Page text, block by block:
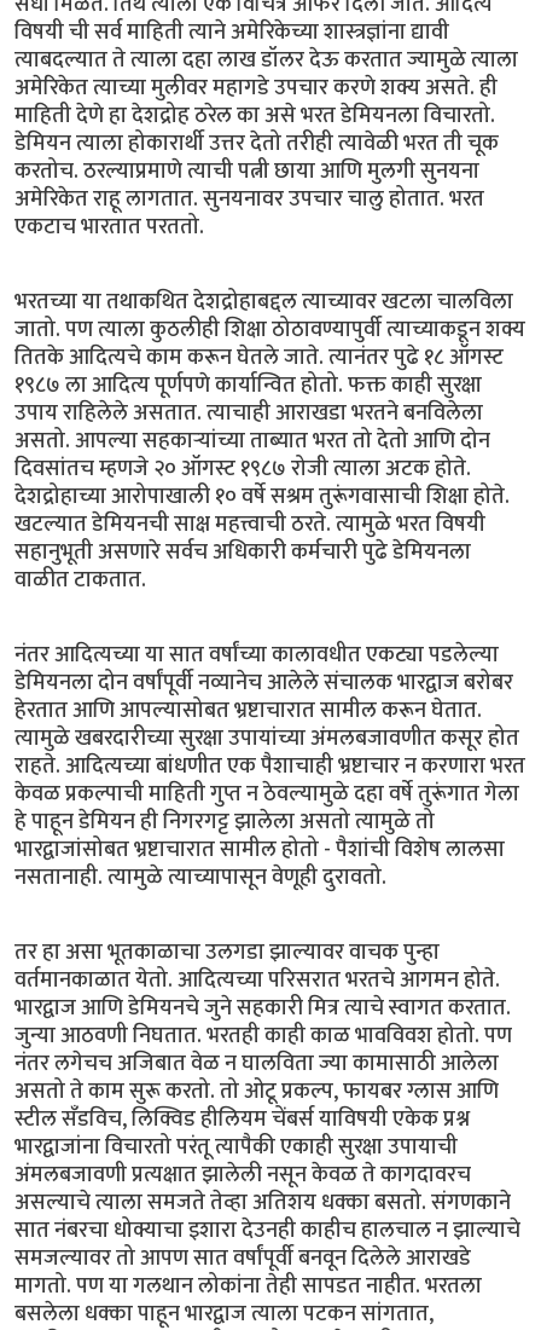
विषयी ची सर्व माहिती त्याने अमेरिकेच्या शास्त्रज्ञांना द्यावी
त्याबदल्यात ते त्याला दहा लाख डॉलर देऊ करतात ज्यामुळे त्याला
अमेरिकेत त्याच्या मुलीवर महागडे उपचार करणे शक्य असते. ही
माहिती देणे हा देशद्रोह ठरेल का असे भरत डेमियनला विचारतो.
डेमियन त्याला होकारार्थी उत्तर देतो तरीही त्यावेळी भरत ती चूक
करतोच. ठरल्याप्रमाणे त्याची पत्नी छाया आणि मुलगी सुनयना
अमेरिकेत राहू लागतात. सुनयनावर उपचार चालु होतात. भरत
एकटाच भारतात परततो.
भरतच्या या तथाकथित देशद्रोहाबद्दल त्याच्यावर खटला चालविला
जातो. पण त्याला कुठलीही शिक्षा ठोठावण्यापुर्वी त्याच्याकडून शक्य
तितके आदित्यचे काम करून घेतले जाते. त्यानंतर पुढे १८ ऑगस्ट
१९८७ ला आदित्य पूर्णपणे कार्यान्वित होतो. फक्त काही सुरक्षा
उपाय राहिलेले असतात. त्याचाही आराखडा भरतने बनविलेला
असतो. आपल्या सहकार्‍यांच्या ताब्यात भरत तो देतो आणि दोन
दिवसांतच म्हणजे २० ऑगस्ट १९८७ रोजी त्याला अटक होते.
देशद्रोहाच्या आरोपाखाली १० वर्षे सश्रम तुरूंगवासाची शिक्षा होते.
खटल्यात डेमियनची साक्ष महत्त्वाची ठरते. त्यामुळे भरत विषयी
सहानुभूती असणारे सर्वच अधिकारी कर्मचारी पुढे डेमियनला
वाळीत टाकतात.
नंतर आदित्यच्या या सात वर्षांच्या कालावधीत एकट्या पडलेल्या
डेमियनला दोन वर्षांपूर्वी नव्यानेच आलेले संचालक भारद्वाज बरोबर
हेरतात आणि आपल्यासोबत भ्रष्टाचारात सामील करून घेतात.
त्यामुळे खबरदारीच्या सुरक्षा उपायांच्या अंमलबजावणीत कसूर होत
राहते. आदित्यच्या बांधणीत एक पैशाचाही भ्रष्टाचार न करणारा भरत
केवळ प्रकल्पाची माहिती गुप्त न ठेवल्यामुळे दहा वर्षे तुरूंगात गेला
हे पाहून डेमियन ही निगरगट्ट झालेला असतो त्यामुळे तो
भारद्वाजांसोबत भ्रष्टाचारात सामील होतो - पैशांची विशेष लालसा
नसतानाही. त्यामुळे त्याच्यापासून वेणूही दुरावतो.
तर हा असा भूतकाळाचा उलगडा झाल्यावर वाचक पुन्हा
वर्तमानकाळात येतो. आदित्यच्या परिसरात भरतचे आगमन होते.
भारद्वाज आणि डेमियनचे जुने सहकारी मित्र त्याचे स्वागत करतात.
जुन्या आठवणी निघतात. भरतही काही काळ भावविवश होतो. पण
नंतर लगेचच अजिबात वेळ न घालविता ज्या कामासाठी आलेला
असतो ते काम सुरू करतो. तो ओटू प्रकल्प, फायबर ग्लास आणि
स्टील सॅंडविच, लिक्विड हीलियम चेंबर्स याविषयी एकेक प्रश्न
भारद्वाजांना विचारतो परंतू त्यापैकी एकाही सुरक्षा उपायाची
अंमलबजावणी प्रत्यक्षात झालेली नसून केवळ ते कागदावरच
असल्याचे त्याला समजते तेव्हा अतिशय धक्का बसतो. संगणकाने
सात नंबरचा धोक्याचा इशारा देउनही काहीच हालचाल न झाल्याचे
समजल्यावर तो आपण सात वर्षांपूर्वी बनवून दिलेले आराखडे
मागतो. पण या गलथान लोकांना तेही सापडत नाहीत. भरतला
बसलेला धक्का पाहून भारद्वाज त्याला पटकन सांगतात,